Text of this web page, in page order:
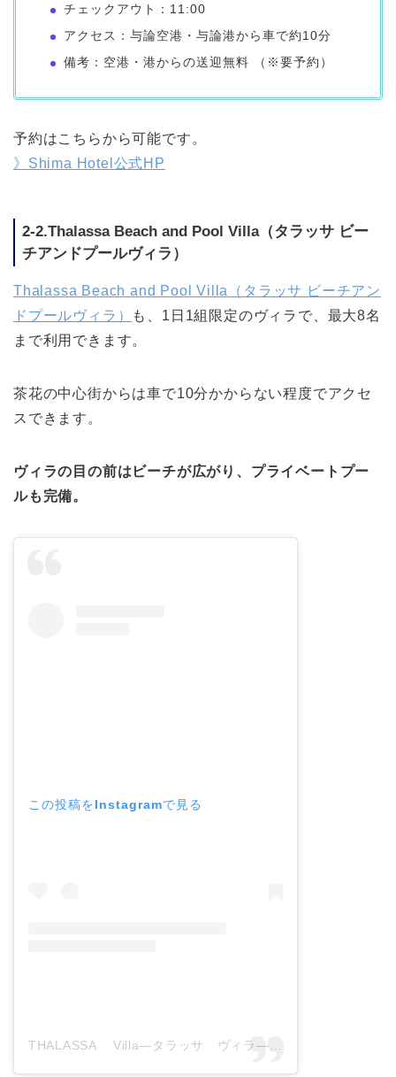
チェックアウト：11:00
アクセス：与論空港・与論港から車で約10分
備考：空港・港からの送迎無料 （※要予約）
予約はこちらから可能です。
》Shima Hotel公式HP
2-2.Thalassa Beach and Pool Villa（タラッサ ビー
チアンドプールヴィラ）
Thalassa Beach and Pool Villa（タラッサ ビーチアン
ドプールヴィラ）
も、1日1組限定のヴィラで、最大8名
まで利用できます。
茶花の中心街からは車で10分かからない程度でアクセ
スできます。
ヴィラの目の前はビーチが広がり、プライベートプー
ルも完備。
この投稿をInstagramで見る